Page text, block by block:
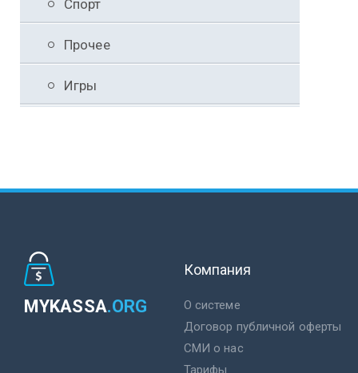
Спорт
Прочее
Игры
MYKASSA.ORG
Компания
О системе
Договор публичной оферты
СМИ о нас
Тарифы